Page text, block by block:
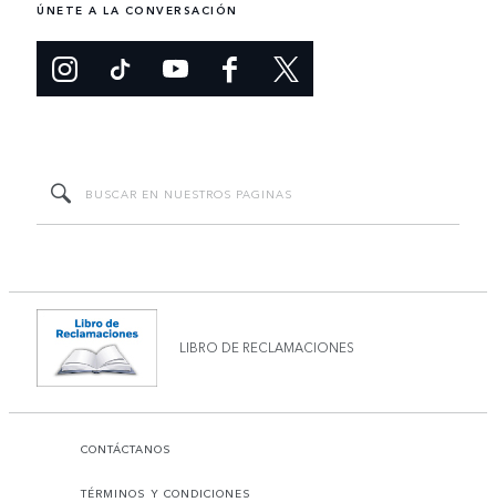
ÚNETE A LA CONVERSACIÓN
LIBRO DE RECLAMACIONES
CONTÁCTANOS
TÉRMINOS Y CONDICIONES